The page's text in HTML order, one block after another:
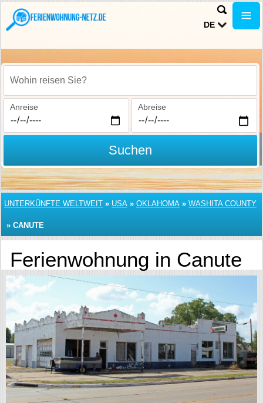
DE
Wohin reisen Sie?
Anreise Abreise
Suchen
UNTERKÜNFTE WELTWEIT » USA » OKLAHOMA » WASHITA COUNTY
» CANUTE
Ferienwohnung in Canute